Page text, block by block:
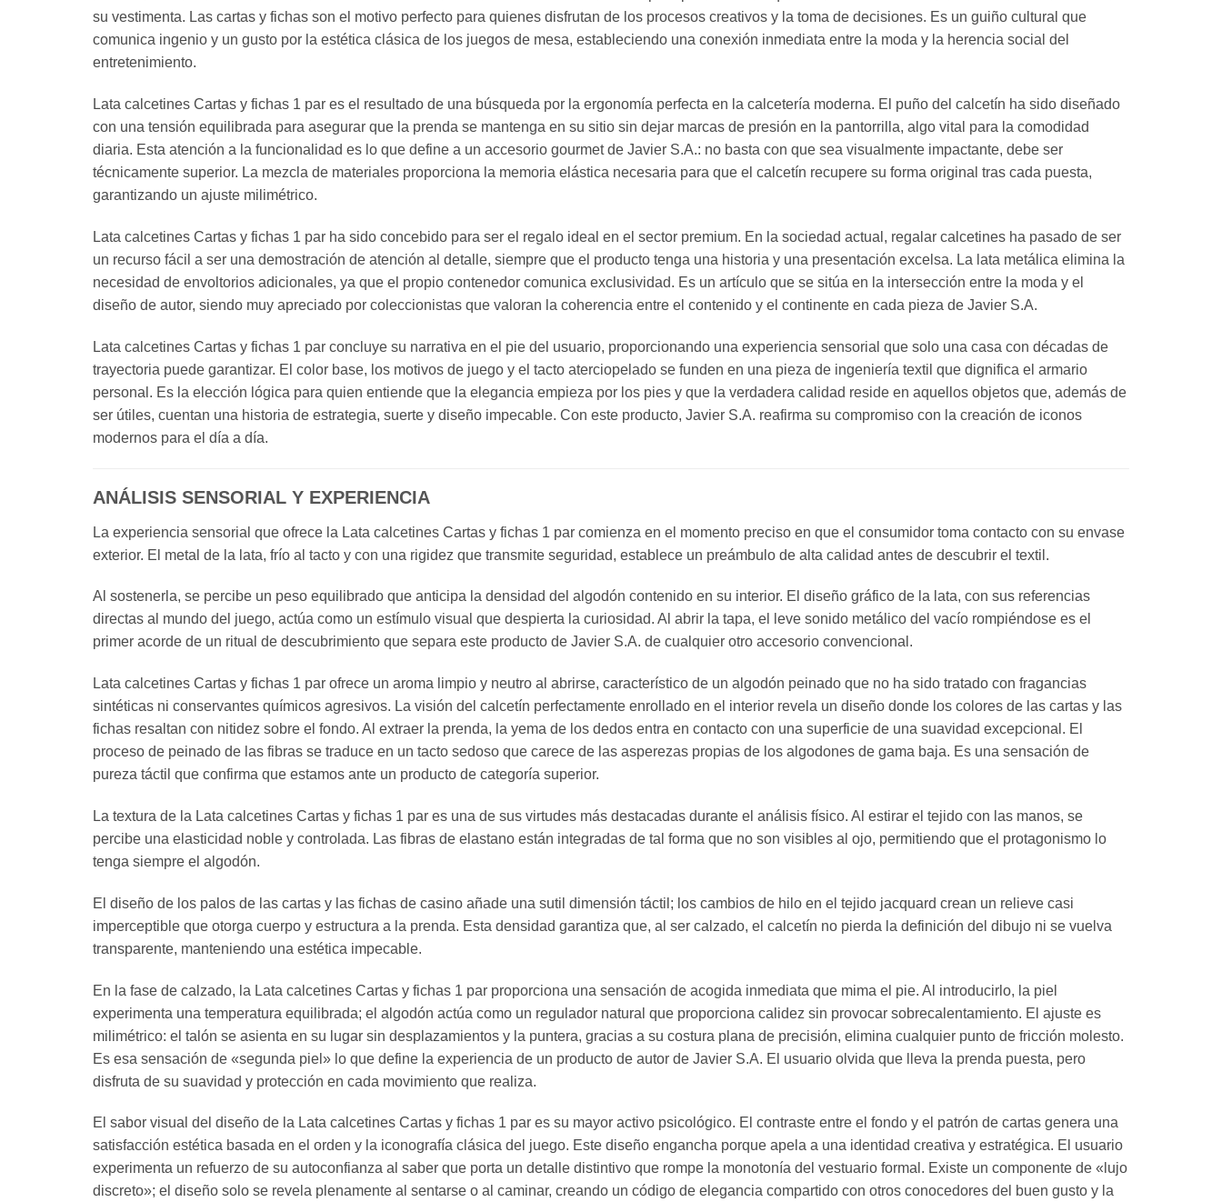
su vestimenta. Las cartas y fichas son el motivo perfecto para quienes disfrutan de los procesos creativos y la toma de decisiones. Es un guiño cultural que
comunica ingenio y un gusto por la estética clásica de los juegos de mesa, estableciendo una conexión inmediata entre la moda y la herencia social del
entretenimiento.
Lata calcetines Cartas y fichas 1 par es el resultado de una búsqueda por la ergonomía perfecta en la calcetería moderna. El puño del calcetín ha sido diseñado
con una tensión equilibrada para asegurar que la prenda se mantenga en su sitio sin dejar marcas de presión en la pantorrilla, algo vital para la comodidad
diaria. Esta atención a la funcionalidad es lo que define a un accesorio gourmet de Javier S.A.: no basta con que sea visualmente impactante, debe ser
técnicamente superior. La mezcla de materiales proporciona la memoria elástica necesaria para que el calcetín recupere su forma original tras cada puesta,
garantizando un ajuste milimétrico.
Lata calcetines Cartas y fichas 1 par ha sido concebido para ser el regalo ideal en el sector premium. En la sociedad actual, regalar calcetines ha pasado de ser
un recurso fácil a ser una demostración de atención al detalle, siempre que el producto tenga una historia y una presentación excelsa. La lata metálica elimina la
necesidad de envoltorios adicionales, ya que el propio contenedor comunica exclusividad. Es un artículo que se sitúa en la intersección entre la moda y el
diseño de autor, siendo muy apreciado por coleccionistas que valoran la coherencia entre el contenido y el continente en cada pieza de Javier S.A.
Lata calcetines Cartas y fichas 1 par concluye su narrativa en el pie del usuario, proporcionando una experiencia sensorial que solo una casa con décadas de
trayectoria puede garantizar. El color base, los motivos de juego y el tacto aterciopelado se funden en una pieza de ingeniería textil que dignifica el armario
personal. Es la elección lógica para quien entiende que la elegancia empieza por los pies y que la verdadera calidad reside en aquellos objetos que, además de
ser útiles, cuentan una historia de estrategia, suerte y diseño impecable. Con este producto, Javier S.A. reafirma su compromiso con la creación de iconos
modernos para el día a día.
ANÁLISIS SENSORIAL Y EXPERIENCIA
La experiencia sensorial que ofrece la Lata calcetines Cartas y fichas 1 par comienza en el momento preciso en que el consumidor toma contacto con su envase
exterior. El metal de la lata, frío al tacto y con una rigidez que transmite seguridad, establece un preámbulo de alta calidad antes de descubrir el textil.
Al sostenerla, se percibe un peso equilibrado que anticipa la densidad del algodón contenido en su interior. El diseño gráfico de la lata, con sus referencias
directas al mundo del juego, actúa como un estímulo visual que despierta la curiosidad. Al abrir la tapa, el leve sonido metálico del vacío rompiéndose es el
primer acorde de un ritual de descubrimiento que separa este producto de Javier S.A. de cualquier otro accesorio convencional.
Lata calcetines Cartas y fichas 1 par ofrece un aroma limpio y neutro al abrirse, característico de un algodón peinado que no ha sido tratado con fragancias
sintéticas ni conservantes químicos agresivos. La visión del calcetín perfectamente enrollado en el interior revela un diseño donde los colores de las cartas y las
fichas resaltan con nitidez sobre el fondo. Al extraer la prenda, la yema de los dedos entra en contacto con una superficie de una suavidad excepcional. El
proceso de peinado de las fibras se traduce en un tacto sedoso que carece de las asperezas propias de los algodones de gama baja. Es una sensación de
pureza táctil que confirma que estamos ante un producto de categoría superior.
La textura de la Lata calcetines Cartas y fichas 1 par es una de sus virtudes más destacadas durante el análisis físico. Al estirar el tejido con las manos, se
percibe una elasticidad noble y controlada. Las fibras de elastano están integradas de tal forma que no son visibles al ojo, permitiendo que el protagonismo lo
tenga siempre el algodón.
El diseño de los palos de las cartas y las fichas de casino añade una sutil dimensión táctil; los cambios de hilo en el tejido jacquard crean un relieve casi
imperceptible que otorga cuerpo y estructura a la prenda. Esta densidad garantiza que, al ser calzado, el calcetín no pierda la definición del dibujo ni se vuelva
transparente, manteniendo una estética impecable.
En la fase de calzado, la Lata calcetines Cartas y fichas 1 par proporciona una sensación de acogida inmediata que mima el pie. Al introducirlo, la piel
experimenta una temperatura equilibrada; el algodón actúa como un regulador natural que proporciona calidez sin provocar sobrecalentamiento. El ajuste es
milimétrico: el talón se asienta en su lugar sin desplazamientos y la puntera, gracias a su costura plana de precisión, elimina cualquier punto de fricción molesto.
Es esa sensación de «segunda piel» lo que define la experiencia de un producto de autor de Javier S.A. El usuario olvida que lleva la prenda puesta, pero
disfruta de su suavidad y protección en cada movimiento que realiza.
El sabor visual del diseño de la Lata calcetines Cartas y fichas 1 par es su mayor activo psicológico. El contraste entre el fondo y el patrón de cartas genera una
satisfacción estética basada en el orden y la iconografía clásica del juego. Este diseño engancha porque apela a una identidad creativa y estratégica. El usuario
experimenta un refuerzo de su autoconfianza al saber que porta un detalle distintivo que rompe la monotonía del vestuario formal. Existe un componente de «lujo
discreto»; el diseño solo se revela plenamente al sentarse o al caminar, creando un código de elegancia compartido con otros conocedores del buen gusto y la